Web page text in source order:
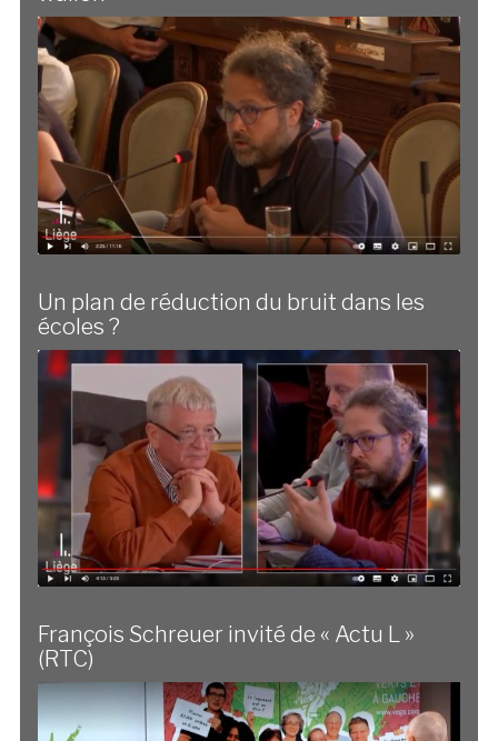
Un plan de réduction du bruit dans les
écoles ?
François Schreuer invité de « Actu L »
(RTC)